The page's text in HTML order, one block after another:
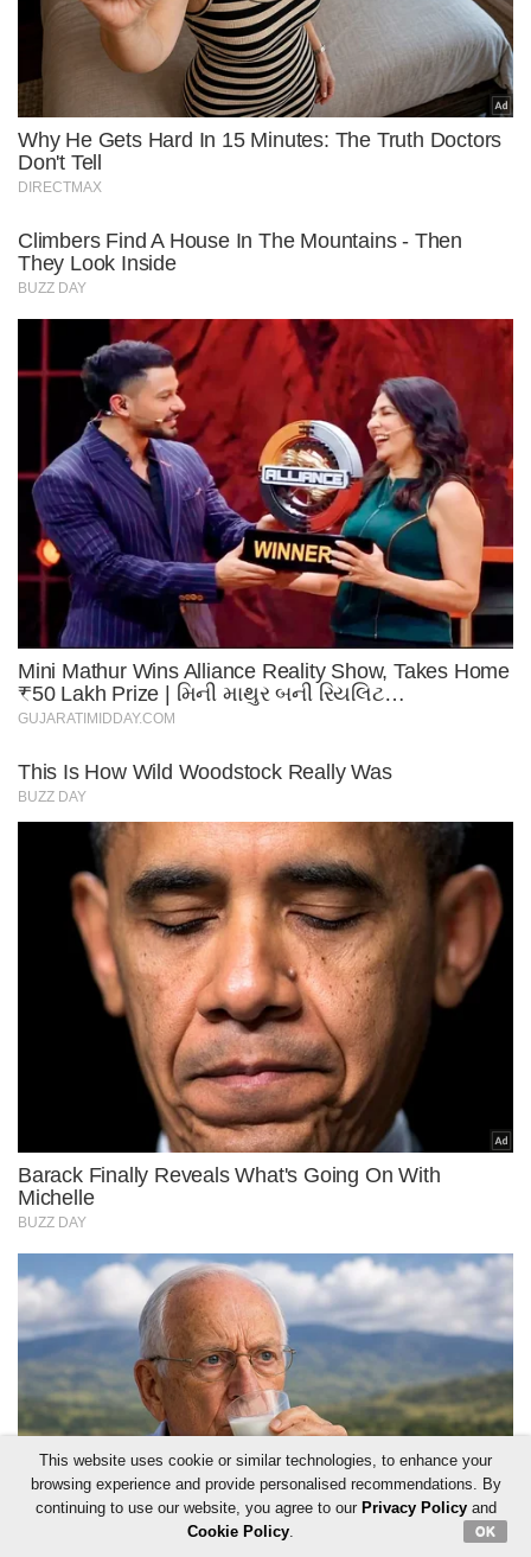
This website uses cookie or similar technologies, to enhance your
browsing experience and provide personalised recommendations. By
continuing to use our website, you agree to our Privacy Policyand
Cookie Policy. OK